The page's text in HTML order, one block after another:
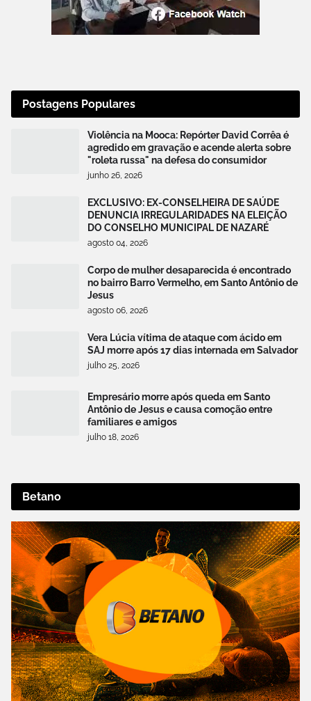
Postagens Populares
Violência na Mooca: Repórter David Corrêa é
agredido em gravação e acende alerta sobre
"roleta russa" na defesa do consumidor
junho 26, 2026
EXCLUSIVO: EX-CONSELHEIRA DE SAÚDE
DENUNCIA IRREGULARIDADES NA ELEIÇÃO
DO CONSELHO MUNICIPAL DE NAZARÉ
agosto 04, 2026
Corpo de mulher desaparecida é encontrado
no bairro Barro Vermelho, em Santo Antônio de
Jesus
agosto 06, 2026
Vera Lúcia vítima de ataque com ácido em
SAJ morre após 17 dias internada em Salvador
julho 25, 2026
Empresário morre após queda em Santo
Antônio de Jesus e causa comoção entre
familiares e amigos
julho 18, 2026
Betano